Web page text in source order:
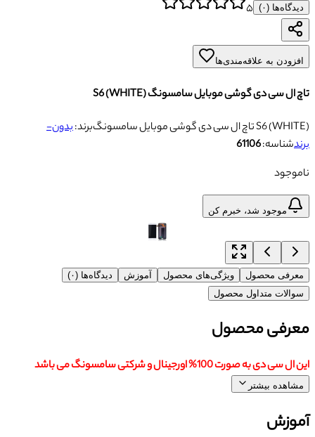
دیدگاه‌ها (۰) ۵
افزودن به علاقه‌مندی‌ها
تاچ ال سی دی گوشی موبایل سامسونگ S6 (WHITE)
تاچ ال سی دی گوشی موبایل سامسونگ S6 (WHITE)
برند:بدون-
برندشناسه:61106
ناموجود
موجود شد، خبرم کن
معرفی محصول ویژگی‌های محصول آموزش
دیدگاه‌ها (۰)
سوالات متداول محصول
معرفی محصول
این ال سی دی به صورت 100% اورجینال و شرکتی سامسونگ می باشد
مشاهده بیشتر
آموزش